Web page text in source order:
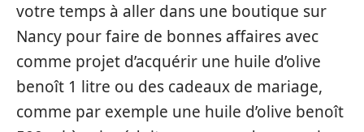
votre temps à aller dans une boutique sur
Nancy pour faire de bonnes affaires avec
comme projet d’acquérir une huile d’olive
benoît 1 litre ou des cadeaux de mariage,
comme par exemple une huile d’olive benoît